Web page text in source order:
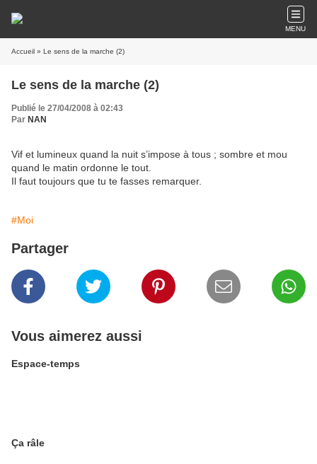
MENU
Accueil » Le sens de la marche (2)
Le sens de la marche (2)
Publié le 27/04/2008 à 02:43
Par NAN
Vif et lumineux quand la nuit s’impose à tous ; sombre et mou
quand le matin ordonne le tout.
Il faut toujours que tu te fasses remarquer.
#Moi
Partager
Vous aimerez aussi
Espace-temps
Ça râle